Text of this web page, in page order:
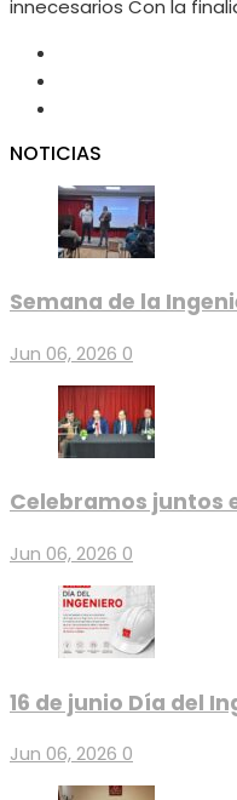
innecesarios Con la
NOTICIAS
Semana de la
Jun 06, 2026 0
Celebramos juntos
Jun 06, 2026 0
16 de junio Día del
Jun 06, 2026 0